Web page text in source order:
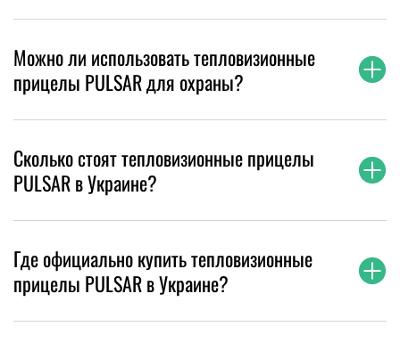
Можно ли использовать тепловизионные
прицелы PULSAR для охраны?
Сколько стоят тепловизионные прицелы
PULSAR в Украине?
Где официально купить тепловизионные
прицелы PULSAR в Украине?